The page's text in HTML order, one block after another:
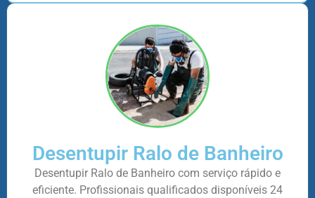
Desentupir Ralo de Banheiro
Desentupir Ralo de Banheiro com serviço rápido e
eficiente. Profissionais qualificados disponíveis 24